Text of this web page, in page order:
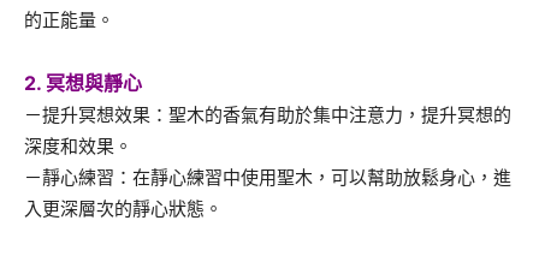
的正能量。
2. 冥想與靜心
－提升冥想效果：聖木的香氣有助於集中注意力，提升冥想的
深度和效果。
－靜心練習：在靜心練習中使用聖木，可以幫助放鬆身心，進
入更深層次的靜心狀態。